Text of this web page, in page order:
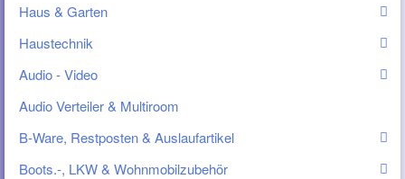
Haus & Garten
Haustechnik
Audio - Video
Audio Verteiler & Multiroom
B-Ware, Restposten & Auslaufartikel
Boots.-, LKW & Wohnmobilzubehör